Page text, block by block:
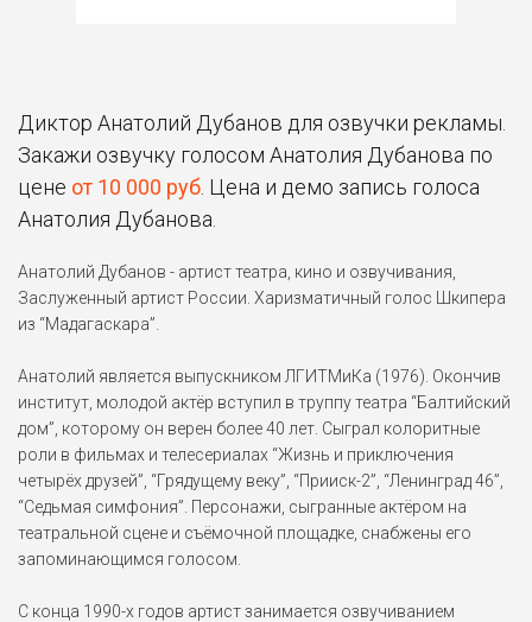
Иван Грозный
Ночь в музее 2 (2009)
Рождественская история
(2009)
Семь жизней (2008)
Мистер Уайт
Квант милосердия (2008)
Пингвин Шкипер
Диктор Анатолий Дубанов для озвучки рекламы.
Закажи озвучку голосом Анатолия Дубанова по
цене от 10 000 руб . Цена и демо запись голоса
Анатолия Дубанова.
Анатолий Дубанов - артист театра, кино и озвучивания,
Заслуженный артист России. Харизматичный голос Шкипера
из “Мадагаскара”.
Анатолий является выпускником ЛГИТМиКа (1976). Окончив
институт, молодой актёр вступил в труппу театра “Балтийский
дом”, которому он верен более 40 лет. Сыграл колоритные
роли в фильмах и телесериалах “Жизнь и приключения
четырёх друзей”, “Грядущему веку”, “Прииск-2”, “Ленинград 46”,
“Седьмая симфония”. Персонажи, сыгранные актёром на
театральной сцене и съёмочной площадке, снабжены его
запоминающимся голосом.
С конца 1990-х годов артист занимается озвучиванием